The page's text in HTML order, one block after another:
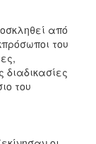
από
του
του